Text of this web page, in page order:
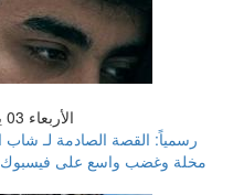
الأربعاء 03 يونيو 2026 10:46 مساءً
رسمياً: القصة الصادمة لـ شاب